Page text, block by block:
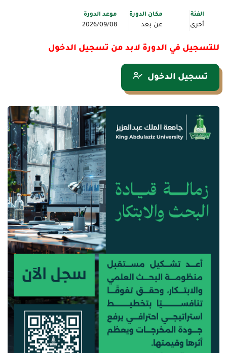
الفئة
أخرى
مكان الدورة
عن بعد
موعد الدورة
2026/09/08
للتسجيل في الدورة لابد من تسجيل الدخول
تسجيل الدخول